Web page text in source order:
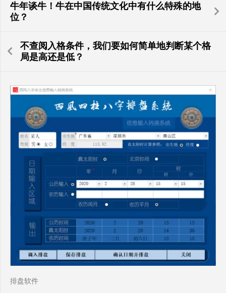
牛年谈牛！牛在中国传统文化中有什么特殊的地
位？
不查阅入格条件，我们要如何简单地判断某个格
局是高还是低？
排盘软件